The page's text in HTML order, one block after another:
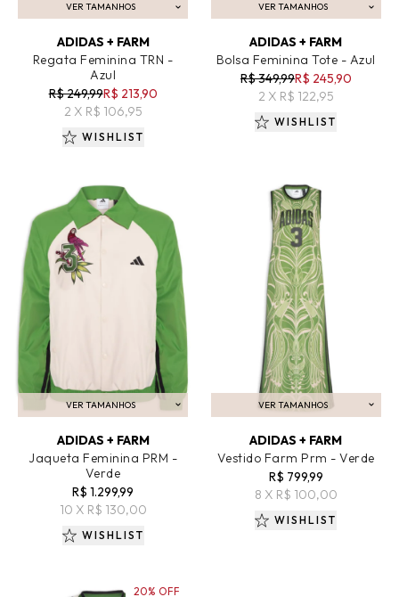
VER TAMANHOS
ADICIONAR AO CARRINHO
ADIDAS + FARM
Regata Feminina TRN -
Azul
R$ 249,99R$ 213,90
2 X R$ 106,95
WISHLIST
VER TAMANHOS
ADICIONAR AO CARRINHO
ADIDAS + FARM
Bolsa Feminina Tote - Azul
R$ 349,99R$ 245,90
2 X R$ 122,95
WISHLIST
VER TAMANHOS
ADICIONAR AO CARRINHO
ADIDAS + FARM
Jaqueta Feminina PRM -
Verde
R$ 1.299,99
10 X R$ 130,00
WISHLIST
VER TAMANHOS
ADICIONAR AO CARRINHO
ADIDAS + FARM
Vestido Farm Prm - Verde
R$ 799,99
8 X R$ 100,00
WISHLIST
20% OFF